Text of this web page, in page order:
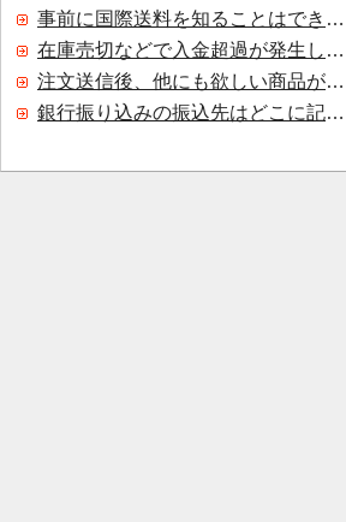
事前に国際送料を知ることはできますか？
在庫売切などで入金超過が発生した場合はいつ返金されますか？
注文送信後、他にも欲しい商品が見つかった場合、追加注文できますか？
銀行振り込みの振込先はどこに記載されていますか？